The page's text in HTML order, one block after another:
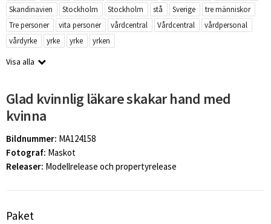
Skandinavien
Stockholm Stockholm stå Sverige
tre människor
Tre personer
vita personer vårdcentral Vårdcentral
vårdpersonal
vårdyrke
yrke yrke yrken
Visa alla
Glad kvinnlig läkare skakar hand med
kvinna
Bildnummer: MA124158
Fotograf: Maskot
Releaser: Modellrelease och propertyrelease
Paket